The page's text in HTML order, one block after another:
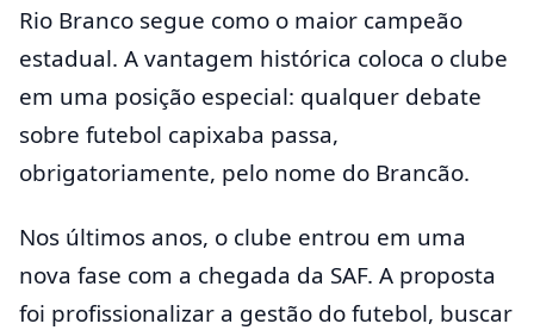
Rio Branco segue como o maior campeão
estadual. A vantagem histórica coloca o clube
em uma posição especial: qualquer debate
sobre futebol capixaba passa,
obrigatoriamente, pelo nome do Brancão.
Nos últimos anos, o clube entrou em uma
nova fase com a chegada da SAF. A proposta
foi profissionalizar a gestão do futebol, buscar